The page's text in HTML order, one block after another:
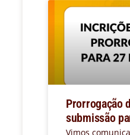
Prorrogação
submissão
Vimos